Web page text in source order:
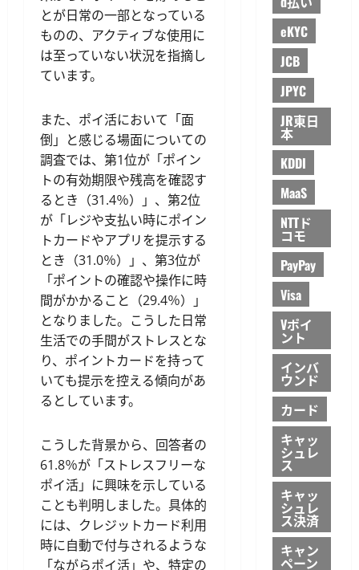
とが日常の一部となっている
ものの、アクティブな使用に
は至っていない状況を指摘し
ています。
また、ポイ活において「面
倒」と感じる場面についての
調査では、第1位が「ポイン
トの有効期限や残高を確認す
るとき（31.4％）」、第2位
が「レジや支払い時にポイン
トカードやアプリを提示する
とき（31.0％）」、第3位が
「ポイントの確認や操作に時
間がかかること（29.4％）」
となりました。こうした日常
生活での手間がストレスとな
り、ポイントカードを持って
いても提示を控える傾向があ
るとしています。
こうした背景から、回答者の
61.8％が「ストレスフリーな
ポイ活」に興味を示している
ことも判明しました。具体的
には、クレジットカード利用
時に自動で付与されるような
「ながらポイ活」や、特定の
eKYC
JCB
JPYC
JR東日
本
KDDI
MaaS
NTTド
コモ
PayPay
Visa
Vポイ
ント
インバ
ウンド
カード
キャッ
シュレ
ス
キャッ
シュレ
ス決済
キャン
ペーン